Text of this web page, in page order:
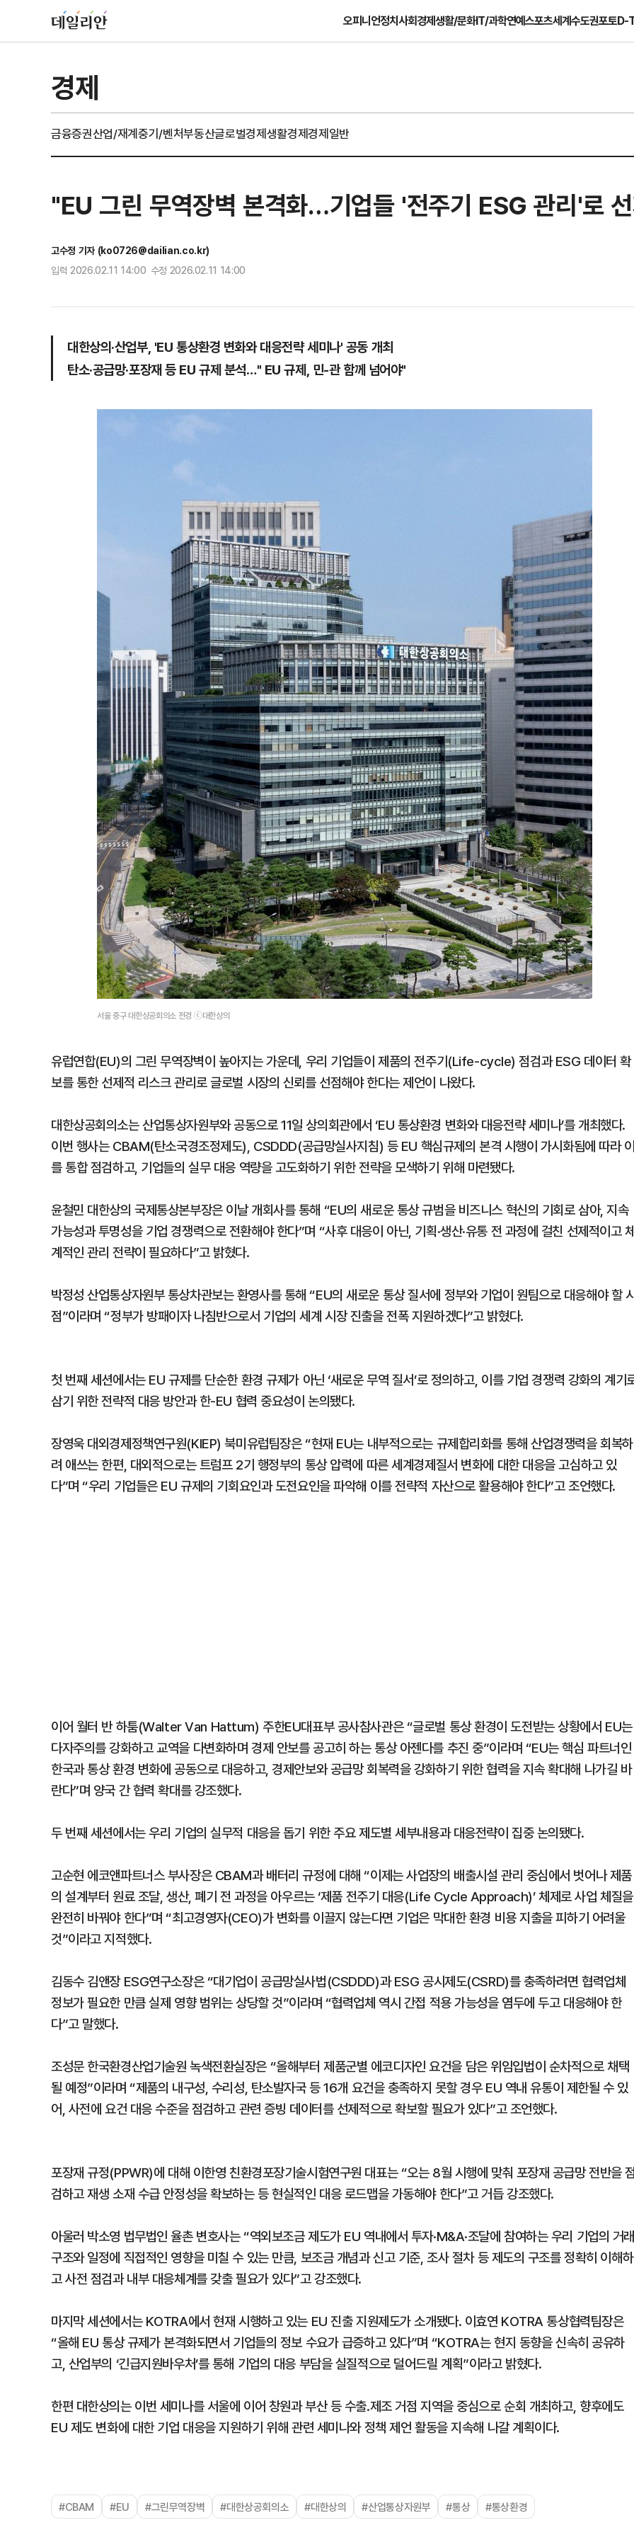
오피니언정치사회경제생활/문화IT/과학연예스포츠세계수도권포토D-
경제
금융증권산업/재계중기/벤처부동산글로벌경제생활경제경제일반
"EU 그린 무역장벽 본격화…기업들 '전주기 ESG 관리'로
고수정 기자 (ko0726@dailian.co.kr)
입력 2026.02.11 14:00 수정 2026.02.11 14:00
대한상의·산업부, 'EU 통상환경 변화와 대응전략 세미나' 공동 개최
탄소·공급망·포장재 등 EU 규제 분석…" EU 규제, 민-관 함께 넘어야"
서울 중구 대한상공회의소 전경 ⓒ대한상의
유럽연합(EU)의 그린 무역장벽이 높아지는 가운데, 우리 기업들이 제품의 전주기(Life-cycle) 점검과 ESG 데이터 확
보를 통한 선제적 리스크 관리로 글로벌 시장의 신뢰를 선점해야 한다는 제언이 나왔다.
대한상공회의소는 산업통상자원부와 공동으로 11일 상의회관에서 ‘EU 통상환경 변화와 대응전략 세미나’를 개최했다.
이번 행사는 CBAM(탄소국경조정제도), CSDDD(공급망실사지침) 등 EU 핵심규제의 본격 시행이 가시화됨에 따라
를 통합 점검하고, 기업들의 실무 대응 역량을 고도화하기 위한 전략을 모색하기 위해 마련됐다.
윤철민 대한상의 국제통상본부장은 이날 개회사를 통해 “EU의 새로운 통상 규범을 비즈니스 혁신의 기회로 삼아, 지속
가능성과 투명성을 기업 경쟁력으로 전환해야 한다”며 “사후 대응이 아닌, 기획·생산·유통 전 과정에 걸친 선제적이고
계적인 관리 전략이 필요하다”고 밝혔다.
박정성 산업통상자원부 통상차관보는 환영사를 통해 “EU의 새로운 통상 질서에 정부와 기업이 원팀으로 대응해야 할
점”이라며 “정부가 방패이자 나침반으로서 기업의 세계 시장 진출을 전폭 지원하겠다”고 밝혔다.
첫 번째 세션에서는 EU 규제를 단순한 환경 규제가 아닌 ‘새로운 무역 질서’로 정의하고, 이를 기업 경쟁력 강화의 계기
삼기 위한 전략적 대응 방안과 한-EU 협력 중요성이 논의됐다.
장영욱 대외경제정책연구원(KIEP) 북미유럽팀장은 “현재 EU는 내부적으로는 규제합리화를 통해 산업경쟁력을 회복하
려 애쓰는 한편, 대외적으로는 트럼프 2기 행정부의 통상 압력에 따른 세계경제질서 변화에 대한 대응을 고심하고 있
다”며 “우리 기업들은 EU 규제의 기회요인과 도전요인을 파악해 이를 전략적 자산으로 활용해야 한다”고 조언했다.
이어 월터 반 하툼(Walter Van Hattum) 주한EU대표부 공사참사관은 “글로벌 통상 환경이 도전받는 상황에서 EU는
다자주의를 강화하고 교역을 다변화하며 경제 안보를 공고히 하는 통상 아젠다를 추진 중”이라며 “EU는 핵심 파트너인
한국과 통상 환경 변화에 공동으로 대응하고, 경제안보와 공급망 회복력을 강화하기 위한 협력을 지속 확대해 나가길 바
란다”며 양국 간 협력 확대를 강조했다.
두 번째 세션에서는 우리 기업의 실무적 대응을 돕기 위한 주요 제도별 세부내용과 대응전략이 집중 논의됐다.
고순현 에코앤파트너스 부사장은 CBAM과 배터리 규정에 대해 “이제는 사업장의 배출시설 관리 중심에서 벗어나 제품
의 설계부터 원료 조달, 생산, 폐기 전 과정을 아우르는 ‘제품 전주기 대응(Life Cycle Approach)’ 체제로 사업 체질을
완전히 바꿔야 한다”며 “최고경영자(CEO)가 변화를 이끌지 않는다면 기업은 막대한 환경 비용 지출을 피하기 어려울
것”이라고 지적했다.
김동수 김앤장 ESG연구소장은 “대기업이 공급망실사법(CSDDD)과 ESG 공시제도(CSRD)를 충족하려면 협력업체
정보가 필요한 만큼 실제 영향 범위는 상당할 것”이라며 “협력업체 역시 간접 적용 가능성을 염두에 두고 대응해야 한
다”고 말했다.
조성문 한국환경산업기술원 녹색전환실장은 “올해부터 제품군별 에코디자인 요건을 담은 위임입법이 순차적으로 채택
될 예정”이라며 “제품의 내구성, 수리성, 탄소발자국 등 16개 요건을 충족하지 못할 경우 EU 역내 유통이 제한될 수 있
어, 사전에 요건 대응 수준을 점검하고 관련 증빙 데이터를 선제적으로 확보할 필요가 있다”고 조언했다.
포장재 규정(PPWR)에 대해 이한영 친환경포장기술시험연구원 대표는 “오는 8월 시행에 맞춰 포장재 공급망 전반을
검하고 재생 소재 수급 안정성을 확보하는 등 현실적인 대응 로드맵을 가동해야 한다”고 거듭 강조했다.
아울러 박소영 법무법인 율촌 변호사는 “역외보조금 제도가 EU 역내에서 투자·M&A·조달에 참여하는 우리 기업의 거
구조와 일정에 직접적인 영향을 미칠 수 있는 만큼, 보조금 개념과 신고 기준, 조사 절차 등 제도의 구조를 정확히 이해하
고 사전 점검과 내부 대응체계를 갖출 필요가 있다”고 강조했다.
마지막 세션에서는 KOTRA에서 현재 시행하고 있는 EU 진출 지원제도가 소개됐다. 이효연 KOTRA 통상협력팀장은
“올해 EU 통상 규제가 본격화되면서 기업들의 정보 수요가 급증하고 있다”며 “KOTRA는 현지 동향을 신속히 공유하
고, 산업부의 ‘긴급지원바우처’를 통해 기업의 대응 부담을 실질적으로 덜어드릴 계획”이라고 밝혔다.
한편 대한상의는 이번 세미나를 서울에 이어 창원과 부산 등 수출․제조 거점 지역을 중심으로 순회 개최하고, 향후에도
EU 제도 변화에 대한 기업 대응을 지원하기 위해 관련 세미나와 정책 제언 활동을 지속해 나갈 계획이다.
#CBAM #EU #그린무역장벽 #대한상공회의소 #대한상의 #산업통상자원부 #통상 #통상환경